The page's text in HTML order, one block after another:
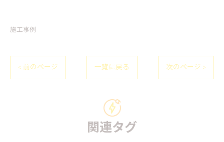
施工事例
< 前のページ 一覧に戻る 次のページ >
関連タグ